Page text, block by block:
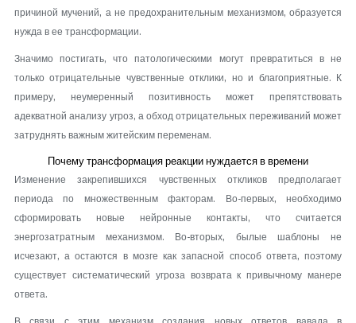
причиной мучений, а не предохранительным механизмом, образуется
нужда в ее трансформации.
Значимо постигать, что патологическими могут превратиться в не
только отрицательные чувственные отклики, но и благоприятные. К
примеру, неумеренный позитивность может препятствовать
адекватной анализу угроз, а обход отрицательных переживаний может
затруднять важным житейским переменам.
Почему трансформация реакции нуждается в времени
Изменение закрепившихся чувственных откликов предполагает
периода по множественным факторам. Во-первых, необходимо
сформировать новые нейронные контакты, что считается
энергозатратным механизмом. Во-вторых, былые шаблоны не
исчезают, а остаются в мозге как запасной способ ответа, поэтому
существует систематический угроза возврата к привычному манере
ответа.